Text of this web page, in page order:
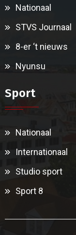
Nationaal
STVS Journaal
8-er ‘t nieuws
Nyunsu
Sport
Nationaal
Internationaal
Studio sport
Sport 8